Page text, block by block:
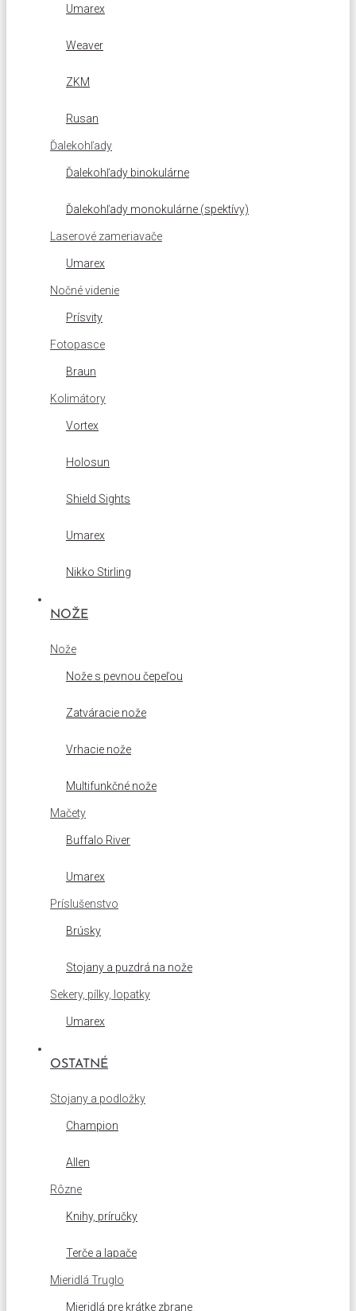
Umarex
Weaver
ZKM
Rusan
Ďalekohľady
Ďalekohľady binokulárne
Ďalekohľady monokulárne (spektívy)
Laserové zameriavače
Umarex
Nočné videnie
Prísvity
Fotopasce
Braun
Kolimátory
Vortex
Holosun
Shield Sights
Umarex
Nikko Stirling
NOŽE
Nože
Nože s pevnou čepeľou
Zatváracie nože
Vrhacie nože
Multifunkčné nože
Mačety
Buffalo River
Umarex
Príslušenstvo
Brúsky
Stojany a puzdrá na nože
Sekery, pílky, lopatky
Umarex
OSTATNÉ
Stojany a podložky
Champion
Allen
Rôzne
Knihy, príručky
Terče a lapače
Mieridlá Truglo
Mieridlá pre krátke zbrane